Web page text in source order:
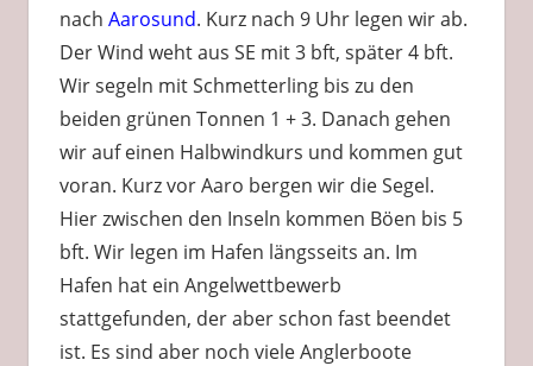
nach Aarosund. Kurz nach 9 Uhr legen wir ab.
Der Wind weht aus SE mit 3 bft, später 4 bft.
Wir segeln mit Schmetterling bis zu den
beiden grünen Tonnen 1 + 3. Danach gehen
wir auf einen Halbwindkurs und kommen gut
voran. Kurz vor Aaro bergen wir die Segel.
Hier zwischen den Inseln kommen Böen bis 5
bft. Wir legen im Hafen längsseits an. Im
Hafen hat ein Angelwettbewerb
stattgefunden, der aber schon fast beendet
ist. Es sind aber noch viele Anglerboote